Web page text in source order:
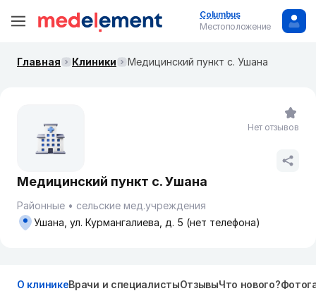
Columbus
Местоположение
Главная Клиники Медицинский пункт с. Ушана
Медицинский пункт с. Ушана
Районные
сельские мед.учреждения
Ушана, ул. Курмангалиева, д. 5 (нет телефона)
Нет отзывов
О клиникеВрачи и специалистыОтзывыЧто нового?